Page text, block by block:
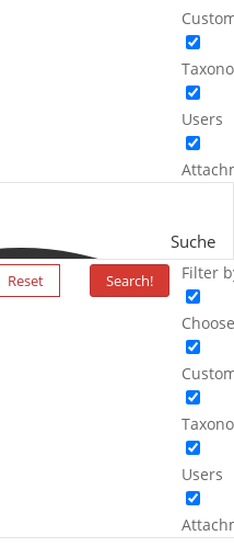
Users
Suche
Reset Search! Filter
Users